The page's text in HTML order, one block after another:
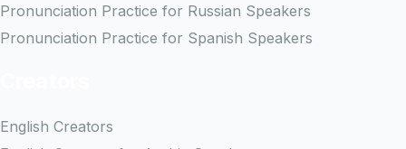
Pronunciation Practice for Russian Speakers
Pronunciation Practice for Spanish Speakers
English Creators